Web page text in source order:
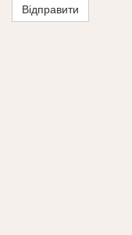
Відправити